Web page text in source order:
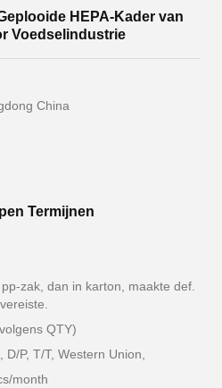
HEPA-Kader van
Voedselindustrie
China
Termijnen
zak, dan in karton, maakte def.
QTY)
D/P, T/T, Western Union,
month